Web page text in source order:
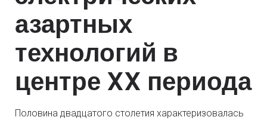
азартных
технологий в
центре XX периода
Половина двадцатого столетия характеризовалась